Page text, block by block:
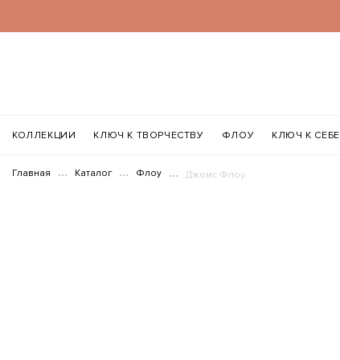
КОЛЛЕКЦИИ КЛЮЧ К ТВОРЧЕСТВУ ФЛОУ КЛЮЧ К СЕБЕ
Главная Каталог Флоу Джемс Флоу